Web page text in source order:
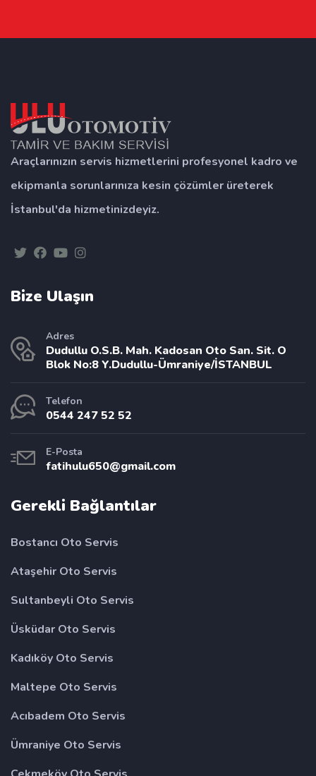
Araçlarınızın servis hizmetlerini profesyonel kadro ve
ekipmanla sorunlarınıza kesin çözümler üreterek
İstanbul'da hizmetinizdeyiz.
Bize Ulaşın
Adres
Dudullu O.S.B. Mah. Kadosan Oto San. Sit. O
Blok No:8 Y.Dudullu-Ümraniye/İSTANBUL
Telefon
0544 247 52 52
E-Posta
fatihulu650@gmail.com
Gerekli Bağlantılar
Bostancı Oto Servis
Ataşehir Oto Servis
Sultanbeyli Oto Servis
Üsküdar Oto Servis
Kadıköy Oto Servis
Maltepe Oto Servis
Acıbadem Oto Servis
Ümraniye Oto Servis